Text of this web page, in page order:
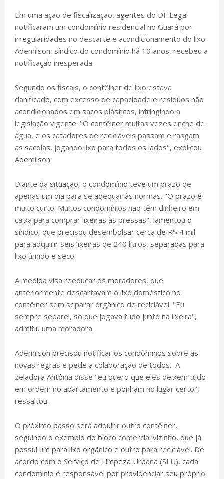
Em uma ação de fiscalização, agentes do DF Legal
notificaram um condomínio residencial no Guará por
irregularidades no descarte e acondicionamento do lixo.
Ademilson, síndico do condomínio há 10 anos, recebeu a
notificação inesperada.
Segundo os fiscais, o contêiner de lixo estava
danificado, com excesso de capacidade e resíduos não
acondicionados em sacos plásticos, infringindo a
legislação vigente. "O contêiner muitas vezes enche de
água, e os catadores de recicláveis passam e rasgam
as sacolas, jogando lixo para todos os lados", explicou
Ademilson.
Diante da situação, o condomínio teve um prazo de
apenas um dia para se adequar às normas. "O prazo é
muito curto. Muitos condomínios não têm dinheiro em
caixa para comprar lixeiras às pressas", lamentou o
síndico, que precisou desembolsar cerca de R$ 4 mil
para adquirir seis lixeiras de 240 litros, separadas para
lixo úmido e seco.
A medida visa reeducar os moradores, que
anteriormente descartavam o lixo doméstico no
contêiner sem separar orgânico de reciclável. "Eu
sempre separei, só que jogava tudo junto na lixeira",
admitiu uma moradora.
Ademilson precisou notificar os condôminos sobre as
novas regras e pede a colaboração de todos. A
zeladora Antônia disse "eu quero que eles deixem tudo
em ordem no apartamento e ponham no lugar certo",
ressaltou.
O próximo passo será adquirir outro contêiner,
seguindo o exemplo do bloco comercial vizinho, que já
possui um para lixo orgânico e outro para reciclável. De
acordo com o Serviço de Limpeza Urbana (SLU), cada
condomínio é responsável por providenciar seu próprio